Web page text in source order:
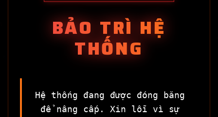
BẢO TRÌ HỆ
THỐNG
Hệ thống đang được đóng băng
để nâng cấp. Xin lỗi vì sự